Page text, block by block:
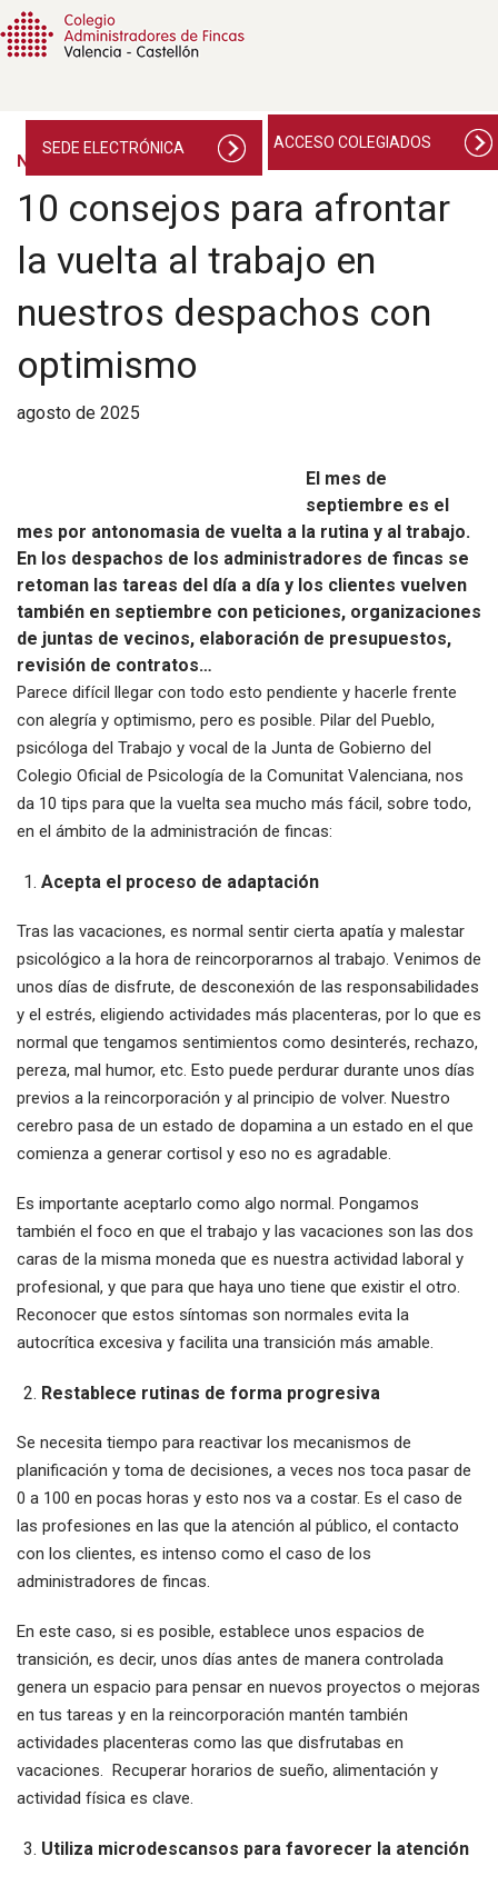
ACCESO COLEGIADOS
SEDE ELECTRÓNICA
NOTICIAS
10 consejos para afrontar
la vuelta al trabajo en
nuestros despachos con
optimismo
agosto de 2025
El mes de
septiembre es el
mes por antonomasia de vuelta a la rutina y al trabajo.
En los despachos de los administradores de fincas se
retoman las tareas del día a día y los clientes vuelven
también en septiembre con peticiones, organizaciones
de juntas de vecinos, elaboración de presupuestos,
revisión de contratos…
Parece difícil llegar con todo esto pendiente y hacerle frente
con alegría y optimismo, pero es posible. Pilar del Pueblo,
psicóloga del Trabajo y vocal de la Junta de Gobierno del
Colegio Oficial de Psicología de la Comunitat Valenciana, nos
da 10 tips para que la vuelta sea mucho más fácil, sobre todo,
en el ámbito de la administración de fincas:
Acepta el proceso de adaptación
Tras las vacaciones, es normal sentir cierta apatía y malestar
psicológico a la hora de reincorporarnos al trabajo. Venimos de
unos días de disfrute, de desconexión de las responsabilidades
y el estrés, eligiendo actividades más placenteras, por lo que es
normal que tengamos sentimientos como desinterés, rechazo,
pereza, mal humor, etc. Esto puede perdurar durante unos días
previos a la reincorporación y al principio de volver. Nuestro
cerebro pasa de un estado de dopamina a un estado en el que
comienza a generar cortisol y eso no es agradable.
Es importante aceptarlo como algo normal. Pongamos
también el foco en que el trabajo y las vacaciones son las dos
caras de la misma moneda que es nuestra actividad laboral y
profesional, y que para que haya uno tiene que existir el otro.
Reconocer que estos síntomas son normales evita la
autocrítica excesiva y facilita una transición más amable.
Restablece rutinas de forma progresiva
Se necesita tiempo para reactivar los mecanismos de
planificación y toma de decisiones, a veces nos toca pasar de
0 a 100 en pocas horas y esto nos va a costar. Es el caso de
las profesiones en las que la atención al público, el contacto
con los clientes, es intenso como el caso de los
administradores de fincas.
En este caso, si es posible, establece unos espacios de
transición, es decir, unos días antes de manera controlada
genera un espacio para pensar en nuevos proyectos o mejoras
en tus tareas y en la reincorporación mantén también
actividades placenteras como las que disfrutabas en
vacaciones. Recuperar horarios de sueño, alimentación y
actividad física es clave.
Utiliza microdescansos para favorecer la atención